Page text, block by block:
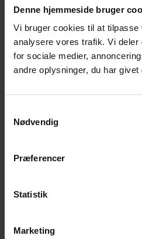
Denne hjemmeside bruger
Vi bruger cookies til at
analysere vores trafik. Vi
for sociale medier,
andre oplysninger, du har
Nødvendig
Præferencer
Statistik
Marketing
Cookie- og privatlivspolitik